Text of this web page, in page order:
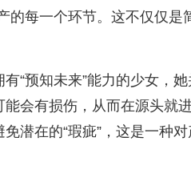
的每一个环节。这不仅仅是
有“预知未来”能力的少女，
能会有损伤，从而在源头就
潜在的“瑕疵”，这是一种对